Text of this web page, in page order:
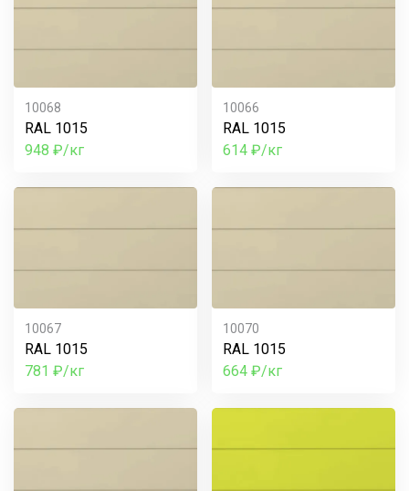
10068
RAL 1015
948 ₽/кг
10066
RAL 1015
614 ₽/кг
10067
RAL 1015
781 ₽/кг
10070
RAL 1015
664 ₽/кг